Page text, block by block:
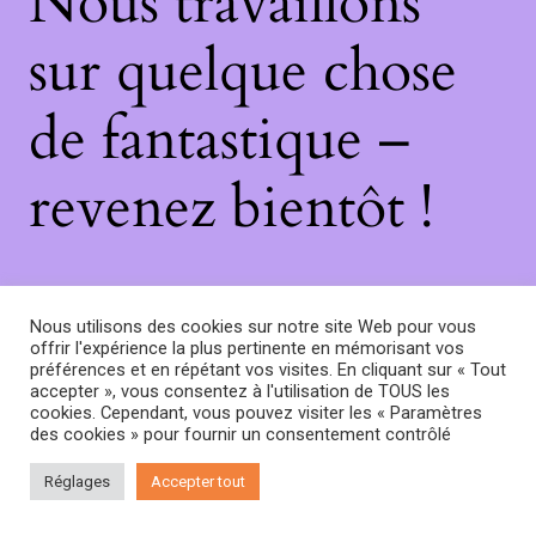
sur quelque chose
de fantastique –
revenez bientôt !
Nous utilisons des cookies sur notre site Web pour vous
offrir l'expérience la plus pertinente en mémorisant vos
préférences et en répétant vos visites. En cliquant sur « Tout
accepter », vous consentez à l'utilisation de TOUS les
cookies. Cependant, vous pouvez visiter les « Paramètres
des cookies » pour fournir un consentement contrôlé
Réglages Accepter tout